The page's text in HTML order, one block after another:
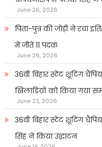
June 26, 2026
पिता-पुत्र की जोड़ी ने रचा
में जीते 11 पदक
June 26, 2026
36वीं बिहार स्टेट शूटिंग
खिलाडिय़ों को किया गया
June 23, 2026
36वीं बिहार स्टेट शूटिंग
सिंह ने किया उद्घाटन